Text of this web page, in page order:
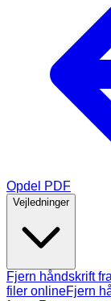
Opdel PDF
Vejledninger
Fjern håndskrift
filer onlineFjern